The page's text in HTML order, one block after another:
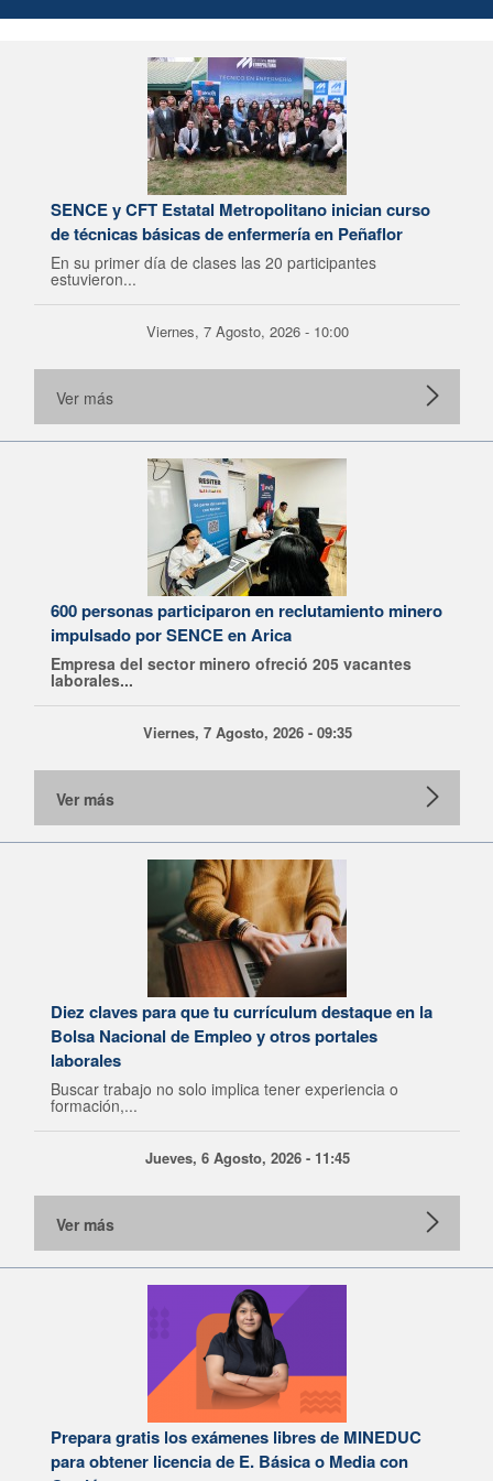
SENCE y CFT Estatal Metropolitano inician curso
de técnicas básicas de enfermería en Peñaflor
En su primer día de clases las 20 participantes
estuvieron...
Viernes, 7 Agosto, 2026 - 10:00
Ver más
600 personas participaron en reclutamiento minero
impulsado por SENCE en Arica
Empresa del sector minero ofreció 205 vacantes
laborales...
Viernes, 7 Agosto, 2026 - 09:35
Ver más
Diez claves para que tu currículum destaque en la
Bolsa Nacional de Empleo y otros portales
laborales
Buscar trabajo no solo implica tener experiencia o
formación,...
Jueves, 6 Agosto, 2026 - 11:45
Ver más
Prepara gratis los exámenes libres de MINEDUC
para obtener licencia de E. Básica o Media con